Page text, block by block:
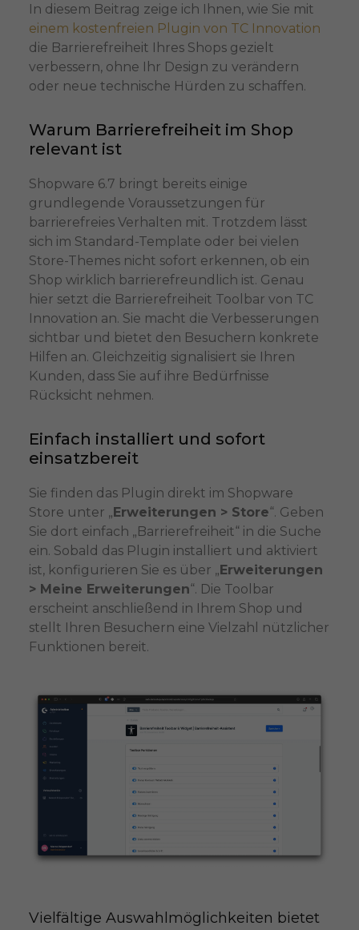
In diesem Beitrag zeige ich Ihnen, wie Sie mit
einem kostenfreien Plugin von TC Innovation
die Barrierefreiheit Ihres Shops gezielt
verbessern, ohne Ihr Design zu verändern
oder neue technische Hürden zu schaffen.
Warum Barrierefreiheit im Shop
relevant ist
Shopware 6.7 bringt bereits einige
grundlegende Voraussetzungen für
barrierefreies Verhalten mit. Trotzdem lässt
sich im Standard-Template oder bei vielen
Store-Themes nicht sofort erkennen, ob ein
Shop wirklich barrierefreundlich ist. Genau
hier setzt die Barrierefreiheit Toolbar von TC
Innovation an. Sie macht die Verbesserungen
sichtbar und bietet den Besuchern konkrete
Hilfen an. Gleichzeitig signalisiert sie Ihren
Kunden, dass Sie auf ihre Bedürfnisse
Rücksicht nehmen.
Einfach installiert und sofort
einsatzbereit
Sie finden das Plugin direkt im Shopware
Store unter „Erweiterungen > Store“. Geben
Sie dort einfach „Barrierefreiheit“ in die Suche
ein. Sobald das Plugin installiert und aktiviert
ist, konfigurieren Sie es über „Erweiterungen
> Meine Erweiterungen“. Die Toolbar
erscheint anschließend in Ihrem Shop und
stellt Ihren Besuchern eine Vielzahl nützlicher
Funktionen bereit.
Vielfältige Auswahlmöglichkeiten bietet